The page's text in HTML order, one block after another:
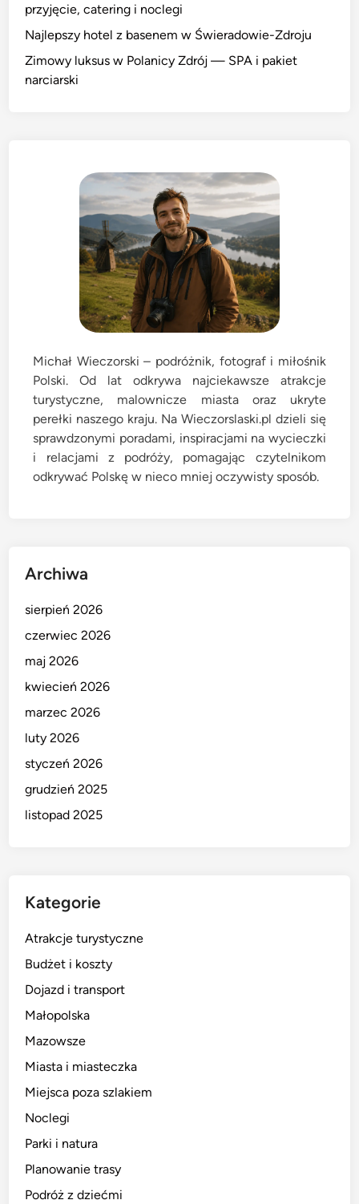
przyjęcie, catering i noclegi
Najlepszy hotel z basenem w Świeradowie-Zdroju
Zimowy luksus w Polanicy Zdrój — SPA i pakiet
narciarski
Michał Wieczorski – podróżnik, fotograf i miłośnik
Polski. Od lat odkrywa najciekawsze atrakcje
turystyczne, malownicze miasta oraz ukryte
perełki naszego kraju. Na Wieczorslaski.pl dzieli się
sprawdzonymi poradami, inspiracjami na wycieczki
i relacjami z podróży, pomagając czytelnikom
odkrywać Polskę w nieco mniej oczywisty sposób.
Archiwa
sierpień 2026
czerwiec 2026
maj 2026
kwiecień 2026
marzec 2026
luty 2026
styczeń 2026
grudzień 2025
listopad 2025
Kategorie
Atrakcje turystyczne
Budżet i koszty
Dojazd i transport
Małopolska
Mazowsze
Miasta i miasteczka
Miejsca poza szlakiem
Noclegi
Parki i natura
Planowanie trasy
Podróż z dziećmi